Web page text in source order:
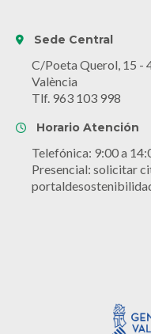
Sede Central
C/Poeta Querol, 15 -
València
Tlf. 963 103 998
Horario Atención
Telefónica: 9:00 a
Presencial: solicitar